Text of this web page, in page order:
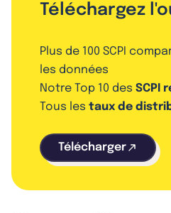
Téléchargez
Plus de 100 SCPI
les données
Notre Top 10 des SCPI
Tous les taux de
Télécharger